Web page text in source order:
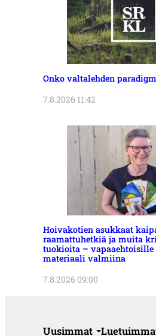
Onko valtalehden
7.8.2026 11:42
Hoivakotien asukkaat
raamattuhetkiä ja muita
tuokioita –
materiaali valmiina
7.8.2026 09:00
Uusimmat